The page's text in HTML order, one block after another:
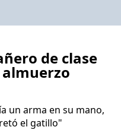
de clase
un arma en su mano,
el gatillo"